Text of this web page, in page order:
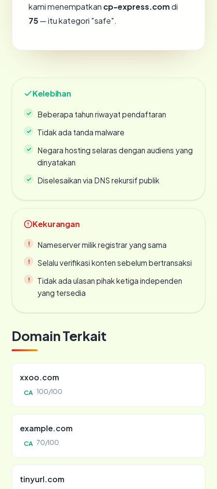
kami menempatkan cp-express.comdi
75— itu kategori "safe".
Kelebihan
Beberapa tahun riwayat pendaftaran
Tidak ada tanda malware
Negara hosting selaras dengan audiens yang
dinyatakan
Diselesaikan via DNS rekursif publik
Kekurangan
Nameserver milik registrar yang sama
Selalu verifikasi konten sebelum bertransaksi
Tidak ada ulasan pihak ketiga independen
yang tersedia
Domain Terkait
xxoo.com
CA 100/100
example.com
CA 70/100
tinyurl.com